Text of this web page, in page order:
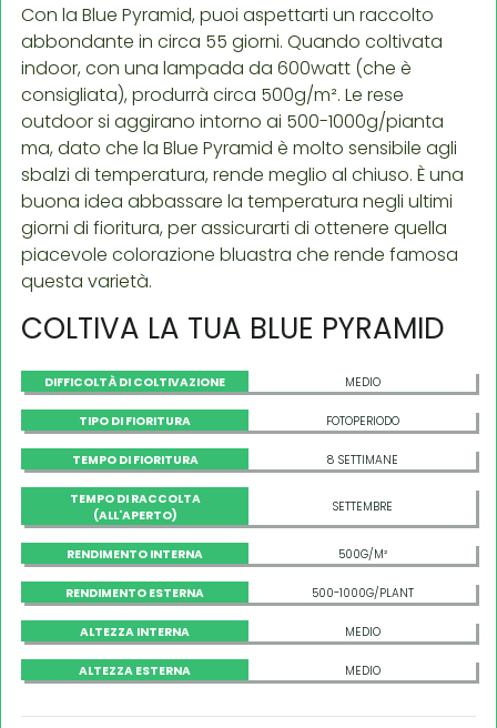
Con la Blue Pyramid, puoi aspettarti un raccolto
abbondante in circa 55 giorni. Quando coltivata
indoor, con una lampada da 600watt (che è
consigliata), produrrà circa 500g/m². Le rese
outdoor si aggirano intorno ai 500-1000g/pianta
ma, dato che la Blue Pyramid è molto sensibile agli
sbalzi di temperatura, rende meglio al chiuso. È una
buona idea abbassare la temperatura negli ultimi
giorni di fioritura, per assicurarti di ottenere quella
piacevole colorazione bluastra che rende famosa
questa varietà.
COLTIVA LA TUA BLUE PYRAMID
DIFFICOLTÀ DI COLTIVAZIONE MEDIO
TIPO DI FIORITURA FOTOPERIODO
TEMPO DI FIORITURA 8 SETTIMANE
TEMPO DI RACCOLTA
(ALL'APERTO)
SETTEMBRE
RENDIMENTO INTERNA 500G/M²
RENDIMENTO ESTERNA 500-1000G/PLANT
ALTEZZA INTERNA MEDIO
ALTEZZA ESTERNA MEDIO